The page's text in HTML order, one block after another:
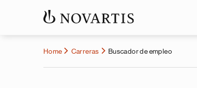
Home Carreras Buscador de empleo